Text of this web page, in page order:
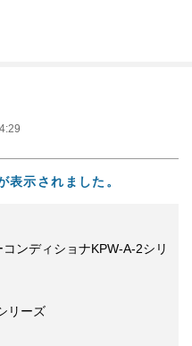
示されました。
ンディショナKPW-A-2シリ
リーズ